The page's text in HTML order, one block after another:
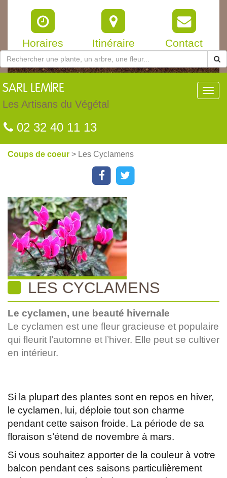
Horaires Itinéraire Contact
SARL LEMIRE
Les Artisans du Végétal
02 32 40 11 13
Coups de coeur > Les Cyclamens
LES CYCLAMENS
Le cyclamen, une beauté hivernale
Le cyclamen est une fleur gracieuse et populaire
qui fleurit l’automne et l’hiver. Elle peut se cultiver
en intérieur.
Si la plupart des plantes sont en repos en hiver,
le cyclamen, lui, déploie tout son charme
pendant cette saison froide. La période de sa
floraison s’étend de novembre à mars.
Si vous souhaitez apporter de la couleur à votre
balcon pendant ces saisons particulièrement